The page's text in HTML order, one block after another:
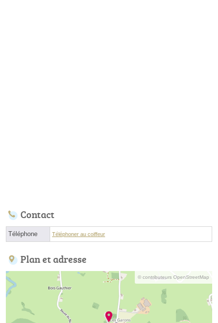
Contact
Téléphone Téléphoner au coiffeur
Plan et adresse
© contributeurs OpenStreetMap